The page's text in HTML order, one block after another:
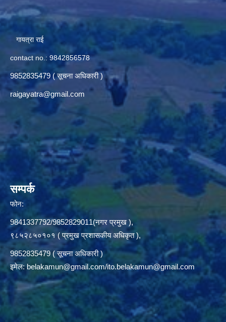
गायत्रा राई
contact no.: 9842856578
9852835479 ( सूचना अधिकारी )
raigayatra@gmail.com
सम्पर्क
फोन:
9841337792/9852829011(नगर प्रमुख ),
९८५२८५०१०१ ( प्रमुख प्रशासकीय अधिकृत ),
9852835479 ( सूचना अधिकारी )
इमेल:belakamun@gmail.com/ito.belakamun@gmail.com